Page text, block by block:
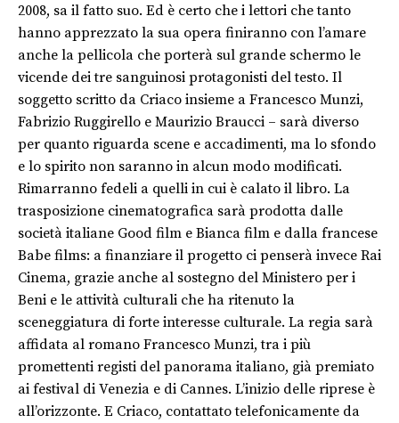
2008, sa il fatto suo. Ed è certo che i lettori che tanto
hanno apprezzato la sua opera finiranno con l’amare
anche la pellicola che porterà sul grande schermo le
vicende dei tre sanguinosi protagonisti del testo. Il
soggetto scritto da Criaco insieme a Francesco Munzi,
Fabrizio Ruggirello e Maurizio Braucci – sarà diverso
per quanto riguarda scene e accadimenti, ma lo sfondo
e lo spirito non saranno in alcun modo modificati.
Rimarranno fedeli a quelli in cui è calato il libro. La
trasposizione cinematografica sarà prodotta dalle
società italiane Good film e Bianca film e dalla francese
Babe films: a finanziare il progetto ci penserà invece Rai
Cinema, grazie anche al sostegno del Ministero per i
Beni e le attività culturali che ha ritenuto la
sceneggiatura di forte interesse culturale. La regia sarà
affidata al romano Francesco Munzi, tra i più
promettenti registi del panorama italiano, già premiato
ai festival di Venezia e di Cannes. L’inizio delle riprese è
all’orizzonte. E Criaco, contattato telefonicamente da